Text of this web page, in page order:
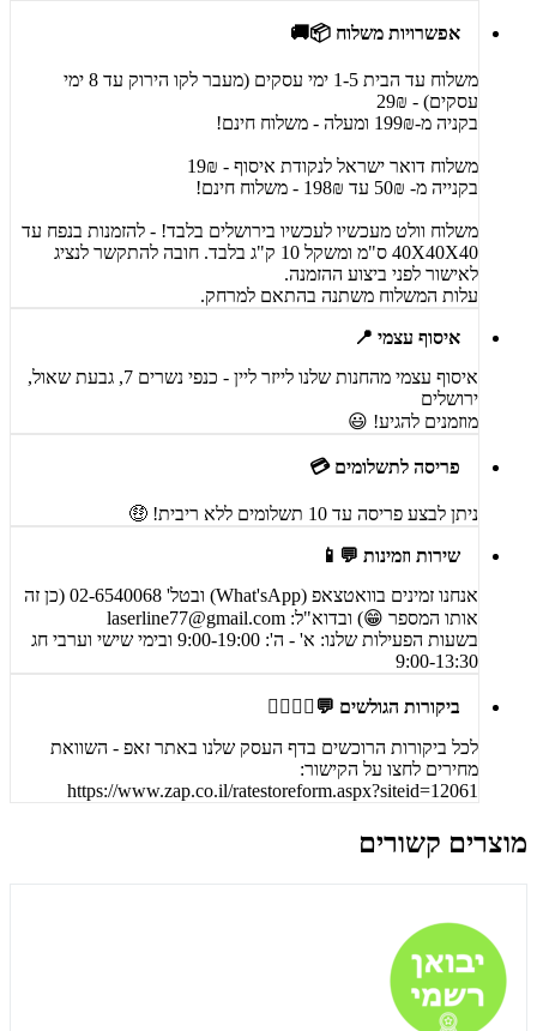
אפשרויות משלוח 📦🚚
משלוח עד הבית 1-5 ימי עסקים (מעבר לקו הירוק עד 8 ימי
עסקים) - 29₪
בקניה מ-199₪ ומעלה - משלוח חינם!
משלוח דואר ישראל לנקודת איסוף - 19₪
בקנייה מ- 50₪ עד 198₪ - משלוח חינם!
משלוח וולט מעכשיו לעכשיו בירושלים בלבד! - להזמנות בנפח עד
40X40X40 ס"מ ומשקל 10 ק"ג בלבד. חובה להתקשר לנציג
לאישור לפני ביצוע ההזמנה.
עלות המשלוח משתנה בהתאם למרחק.
איסוף עצמי 📍
איסוף עצמי מהחנות שלנו לייזר ליין - כנפי נשרים 7, גבעת שאול,
ירושלים
מוזמנים להגיע! 😃
פריסה לתשלומים 💳
ניתן לבצע פריסה עד 10 תשלומים ללא ריבית! 🤑
שירות וזמינות 💬📱
אנחנו זמינים בוואטצאפ (What'sApp) ובטל' 02-6540068 (כן זה
אותו המספר 😁) ובדוא"ל: laserline77@gmail.com
בשעות הפעילות שלנו: א' - ה': 9:00-19:00 ובימי שישי וערבי חג
9:00-13:30
ביקורות הגולשים 💬🙋‍♀️🙋‍♂️
לכל ביקורות הרוכשים בדף העסק שלנו באתר זאפ - השוואת
מחירים לחצו על הקישור:
https://www.zap.co.il/ratestoreform.aspx?siteid=12061
מוצרים קשורים